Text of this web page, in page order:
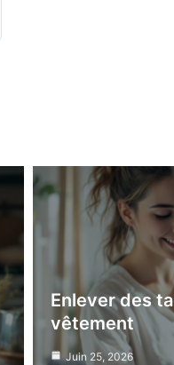
Enlever des
vêtement
Juin 25, 2026